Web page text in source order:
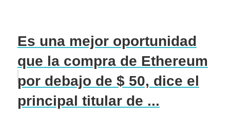
Es una mejor oportunidad
que la compra de Ethereum
por debajo de $ 50, dice el
principal titular de ...